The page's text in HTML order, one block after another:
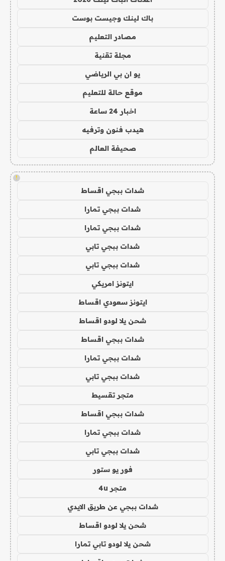
باك لينك وجيست بوست
مصادر التعليم
مجلة تقنية
يو ان بي الرياضي
موقع حالة للتعليم
اخبار 24 ساعة
هيدب فنون وترفيه
صحيفة العالم
!
شدات ببجي اقساط
شدات ببجي تمارا
شدات ببجي تمارا
شدات ببجي تابي
شدات ببجي تابي
ايتونز امريكي
ايتونز سعودي اقساط
شحن يلا لودو اقساط
شدات ببجي اقساط
شدات ببجي تمارا
شدات ببجي تابي
متجر تقسيط
شدات ببجي اقساط
شدات ببجي تمارا
شدات ببجي تابي
فور يو ستور
متجر 4u
شدات ببجي عن طريق الايدي
شحن يلا لودو اقساط
شحن يلا لودو تابي تمارا